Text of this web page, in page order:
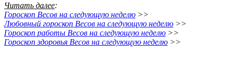
Читать далее:
Гороскоп Весов на следующую неделю >>
Любовный гороскоп Весов на следующую неделю >>
Гороскоп работы Весов на следующую неделю >>
Гороскоп здоровья Весов на следующую неделю >>